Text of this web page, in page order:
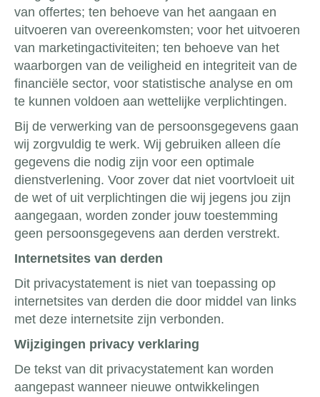
van offertes; ten behoeve van het aangaan en
uitvoeren van overeenkomsten; voor het uitvoeren
van marketingactiviteiten; ten behoeve van het
waarborgen van de veiligheid en integriteit van de
financiële sector, voor statistische analyse en om
te kunnen voldoen aan wettelijke verplichtingen.
Bij de verwerking van de persoonsgegevens gaan
wij zorgvuldig te werk. Wij gebruiken alleen díe
gegevens die nodig zijn voor een optimale
dienstverlening. Voor zover dat niet voortvloeit uit
de wet of uit verplichtingen die wij jegens jou zijn
aangegaan, worden zonder jouw toestemming
geen persoonsgegevens aan derden verstrekt.
Internetsites van derden
Dit privacystatement is niet van toepassing op
internetsites van derden die door middel van links
met deze internetsite zijn verbonden.
Wijzigingen privacy verklaring
De tekst van dit privacystatement kan worden
aangepast wanneer nieuwe ontwikkelingen